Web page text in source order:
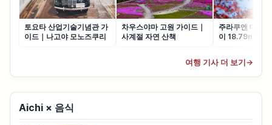
토요타 산업기술기념관 가
이드｜나고야 모노즈쿠리
차우스야마 고원 가이드｜
사계절 자연 산책
주라쿠엔 대불
이 18.79m 도
여행 기사 더 보기 →
Aichi × 음식